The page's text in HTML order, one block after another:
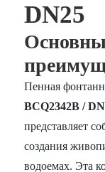
DN25
Пенная
BCQ2342B /
представляет
создания
водоемах. Эта